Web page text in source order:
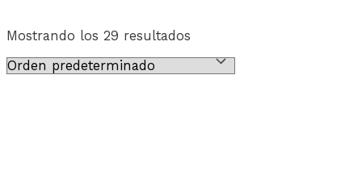
Mostrando los 29 resultados